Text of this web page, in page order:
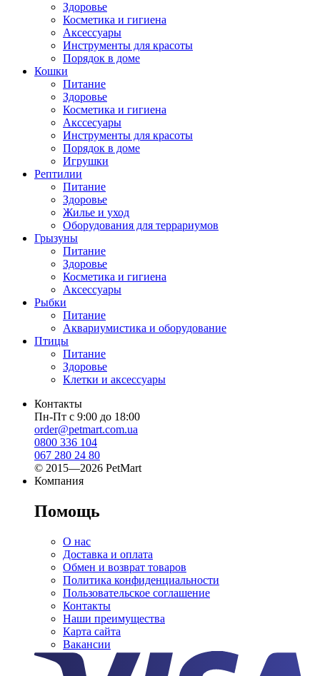
Здоровье
Косметика и гигиена
Аксессуары
Инструменты для красоты
Порядок в доме
Кошки
Питание
Здоровье
Косметика и гигиена
Акссесуары
Инструменты для красоты
Порядок в доме
Игрушки
Рептилии
Питание
Здоровье
Жилье и уход
Оборудования для террариумов
Грызуны
Питание
Здоровье
Косметика и гигиена
Аксессуары
Рыбки
Питание
Аквариумистика и оборудование
Птицы
Питание
Здоровье
Клетки и аксессуары
Контакты
Пн-Пт с 9:00 до 18:00
order@petmart.com.ua
0800 336 104
067 280 24 80
© 2015—2026 PetMart
Компания
Помощь
О нас
Доставка и оплата
Обмен и возврат товаров
Политика конфиденциальности
Пользовательское соглашение
Контакты
Наши преимущества
Карта сайта
Вакансии